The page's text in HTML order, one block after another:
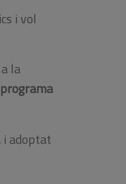
i vol
la
i adoptat